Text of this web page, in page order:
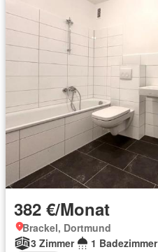
382 €/Monat
Brackel, Dortmund
3 Zimmer
1 Badezimmer